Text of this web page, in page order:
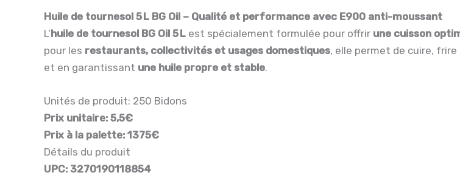
Huile de tournesol 5 L BG Oil – Qualité et performance avec E900 anti-moussant
L’huile de tournesol BG Oil 5 L est spécialement formulée pour offrir une cuisson
pour les restaurants, collectivités et usages domestiques, elle permet de cuire,
et en garantissant une huile propre et stable.
Unités de produit: 250 Bidons
Prix unitaire: 5,5€
Prix à la palette: 1375€
Détails du produit
UPC: 3270190118854